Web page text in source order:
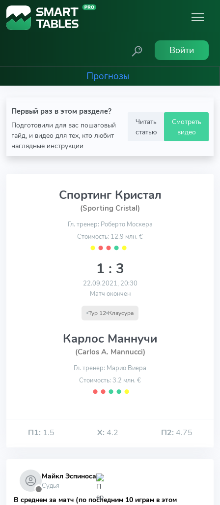
Войти
Прогнозы
Первый раз в этом разделе?
Подготовили для вас пошаговый
гайд, и видео для тех, кто любит
наглядные инструкции
Читать
статью
Смотреть
видео
Спортинг Кристал
(Sporting Cristal)
Гл. тренер: Роберто Москера
Стоимость: 12.9 млн. €
⬤ ⬤ ⬤ ⬤ ⬤
1 : 3
22.09.2021, 20:30
Матч окончен
Тур 12 Клаусура
Карлос Маннучи
(Carlos A. Mannucci)
Гл. тренер: Марио Виера
Стоимость: 3.2 млн. €
⬤ ⬤ ⬤ ⬤ ⬤
П1: 1.5 Х: 4.2 П2: 4.75
⬤
Майкл Эспиноса
Судья
В среднем за матч (по последним 10 играм в этом